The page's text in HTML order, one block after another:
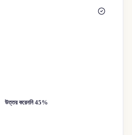
উত্তর করেননি 45%